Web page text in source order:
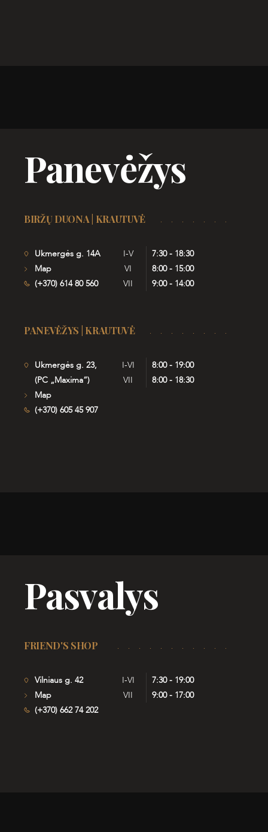
Panevėžys
BIRŽŲ DUONA | KRAUTUVĖ
Ukmergės g. 14A
Map
(+370) 614 80 560
I-V
7:30 - 18:30
VI
8:00 - 15:00
VII
9:00 - 14:00
PANEVĖŽYS | KRAUTUVĖ
Ukmergės g. 23,
(PC „Maxima“)
Map
(+370) 605 45 907
I-VI
8:00 - 19:00
VII
8:00 - 18:30
Pasvalys
FRIEND'S SHOP
Vilniaus g. 42
Map
(+370) 662 74 202
I-VI
7:30 - 19:00
VII
9:00 - 17:00